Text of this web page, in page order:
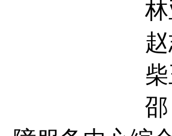
林亚男
赵志通
柴玉江
邵 松 县